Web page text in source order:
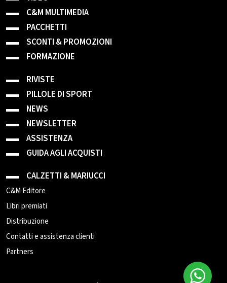
C&M MULTIMEDIA
PACCHETTI
SCONTI & PROMOZIONI
FORMAZIONE
RIVISTE
PILLOLE DI SPORT
NEWS
NEWSLETTER
ASSISTENZA
GUIDA AGLI ACQUISTI
CALZETTI & MARIUCCI
C&M Editore
Libri premiati
Distribuzione
Contatti e assistenza clienti
Partners